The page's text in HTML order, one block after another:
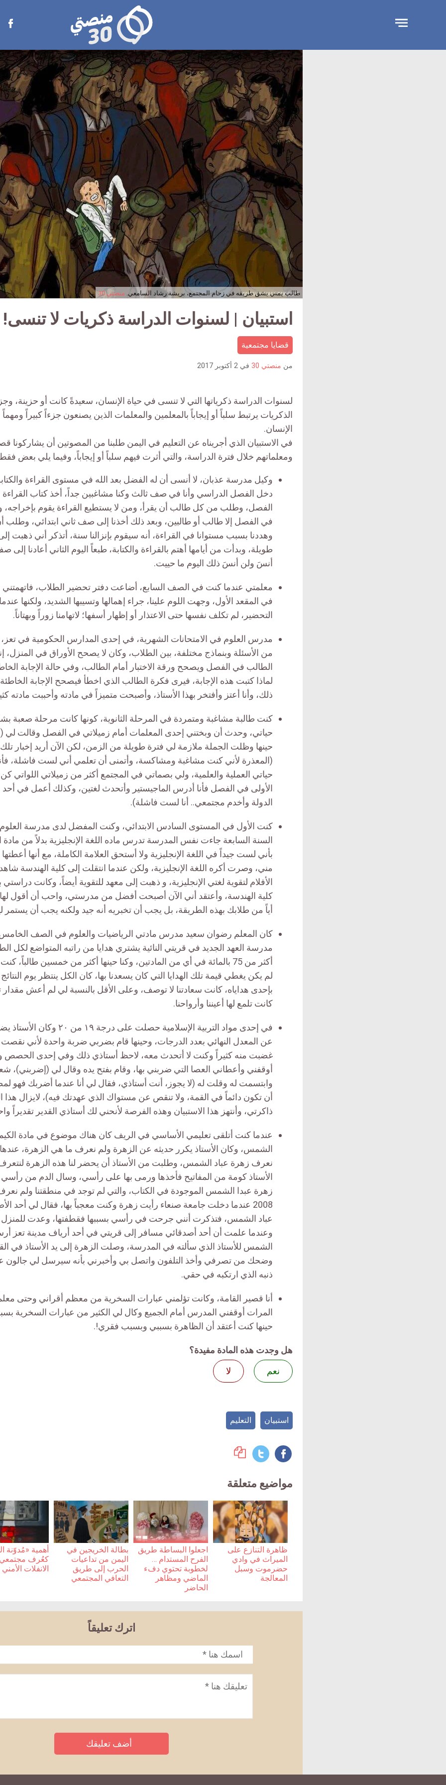
منصتي
30
طالب يمني يشق طريقه في زحام المجتمع، بريشة رشاد السامعي. منصتي 30
استبيان | لسنوات الدراسة ذكريات لا تنسى!
قضايا مجتمعية
من منصتي 30 في 2 أكتوبر 2017
لسنوات الدراسة ذكرياتها التي لا تنسى في حياة الإنسان، سعيدةً كانت أو حزينة،
الذكريات يرتبط سلباً أو إيجاباً بالمعلمين والمعلمات الذين يصنعون جزءاً كبيراً
الإنسان.
في الاستبيان الذي أجريناه عن التعليم في اليمن طلبنا من المصوتين أن
ومعلماتهم خلال فترة الدراسة، والتي أثرت فيهم سلباً أو إيجاباً، وفيما يلي
وكيل مدرسة عذبان، لا أنسى أن له الفضل بعد الله في مستوى القراءة
دخل الفصل الدراسي وأنا في صف ثالث وكنا مشاغبين جداً، أخذ كتاب القراءة
الفصل، وطلب من كل طالب أن يقرأ، ومن لا يستطيع القراءة يقوم بإخراجه،
في الفصل إلا طالب أو طالبين، وبعد ذلك أخذنا إلى صف ثاني ابتدائي، وطلب
وهددنا بسبب مستوانا في القراءة، أنه سيقوم بإنزالنا سنة، أتذكر أني ذهبت
طويلة، وبدأت من أيامها أهتم بالقراءة والكتابة، طبعاً اليوم الثاني أعادنا
أنسَ ولن أنسَ ذلك اليوم ما حييت.
معلمتي عندما كنت في الصف السابع، أضاعت دفتر تحضير الطلاب، فاتهمتني
في المقعد الأول، وجهت اللوم علينا، جراء إهمالها وتسيبها الشديد، ولكنها
التحضير، لم تكلف نفسها حتى الاعتذار أو إظهار أسفها؛ لاتهامنا زوراً وبهتاناً.
من الأسئلة وبنماذج مختلفة، بين الطلاب، وكان لا يصحح الأوراق في المنزل،
الطالب في الفصل ويصحح ورقة الاختبار أمام الطالب، وفي حالة الإجابة
لماذا كتبت هذه الإجابة، فيرى فكرة الطالب الذي اخطأ فيصحح الإجابة
ذلك، وأنا أعتز وأفتخر بهذا الأستاذ، وأصبحت متميزاً في مادته وأحببت مادته
كنت طالبة مشاغبة ومتمردة في المرحلة الثانوية، كونها كانت مرحلة
حياتي، وحدث أن وبختني إحدى المعلمات أمام زميلاتي في الفصل وقالت لي
حينها وظلت الجملة ملازمة لي فترة طويلة من الزمن، لكن الآن أريد إخبار تلك
(المعذرة لأني كنت مشاغبة ومشاكسة، وأتمنى أن تعلمي أني لست فاشلة،
حياتي العملية والعلمية، ولي بصماتي في المجتمع أكثر من زميلاتي اللواتي
الأولى في الفصل فأنا أدرس الماجيستير وأتحدث لغتين، وكذلك أعمل في أحد
الدولة وأخدم مجتمعي.. أنا لست فاشلة).
كنت الأول في المستوى السادس الابتدائي، وكنت المفضل لدى مدرسة العلوم،
السنة السابعة جاءت نفس المدرسة تدرس ماده اللغة الإنجليزية بدلاً من مادة
بأني لست جيداً في اللغة الإنجليزية ولا أستحق العلامة الكاملة، مع أنها
مني، وصرت أكره اللغة الإنجليزية، ولكن عندما انتقلت إلى كلية الهندسة
الأفلام لتقوية لغتي الإنجليزية، و ذهبت إلى معهد للتقوية أيضاً، وكانت دراستي
كلية الهندسة، وأعتقد أني الآن أصبحت أفضل من مدرستي، واحب أن أقول
أياً من طلابك بهذه الطريقة، بل يجب أن تخبريه أنه جيد ولكنه يجب أن
كان المعلم رضوان سعيد مدرس مادتي الرياضيات والعلوم في الصف الخامس
مدرسة العهد الجديد في قريتي النائية يشتري هدايا من راتبه المتواضع لكل
أكثر من 75 بالمائة في أي من المادتين، وكنا حينها أكثر من خمسين طالباً،
لم يكن يغطي قيمة تلك الهدايا التي كان يسعدنا بها، كان الكل ينتظر يوم
بإحدى هداياه، كانت سعادتنا لا توصف، وعلى الأقل بالنسبة لي لم أعش مقدار
كانت تلمع لها أعيننا وأرواحنا.
في إحدى مواد التربية الإسلامية حصلت
عن المعدل النهائي بعدد الدرجات، وحينها قام بضربي ضربة واحدة لأني
غضبت منه كثيراً وكنت لا أتحدث معه، لاحظ أستاذي ذلك وفي إحدى الحصص
أوقفني وأعطاني العصا التي ضربني بها، وقام بفتح يده وقال لي (إضربني)،
وابتسمت له وقلت له (لا يجوز، أنت أستاذي، فقال لي أنا عندما أضربك فهو
أن تكون دائماً في القمة، ولا تنقص عن مستواك الذي عهدتك فيه)، لايزال
ذاكرتي، وأنتهز هذا الاستبيان وهذه الفرصة لأنحني لك أستاذي القدير تقديراً
عندما كنت أتلقى تعليمي الأساسي في الريف كان هناك موضوع في مادة
الشمس، وكان الأستاذ يكرر حديثه عن الزهرة ولم نعرف ما هي الزهرة، عندها
نعرف زهرة عباد الشمس، وطلبت من الأستاذ أن يحضر لنا هذه الزهرة
الأستاذ كومة من المفاتيح فأخذها ورمى بها على رأسي، وسال الدم من
زهرة عبدا الشمس الموجودة في الكتاب، والتي لم توجد في منطقتنا ولم
2008 عندما دخلت جامعة صنعاء رأيت زهرة وكنت معجباً بها، فقال لي أحد
عباد الشمس، فتذكرت أنني جرحت في رأسي بسببها فقطفتها، وعدت للمنزل
وعندما علمت أن أحد أصدقائي مسافر إلى قريتي في أحد أرياف مدينة تعز
الشمس للأستاذ الذي سألته في المدرسة، وصلت الزهرة إلى يد الأستاذ في
وضحك من تصرفي وأخذ التلفون واتصل بي وأخبرني بأنه سيرسل لي
ذنبه الذي ارتكبه في حقي.
أنا قصير القامة، وكانت تؤلمني عبارات السخرية من معظم أقراني وحتى
المرات أوقفني المدرس أمام الجميع وكال لي الكثير من عبارات السخرية
حينها كنت أعتقد أن الظاهرة بسببي وبسبب فقري!.
هل وجدت هذه المادة مفيدة؟
نعم
لا
استبيان التعليم
مواضيع متعلقة
ظاهرة التنازع على
الميراث في وادي
حضرموت وسبل
المعالجة
اجعلوا البساطة طريق
الفرح المستدام …
لخطوبة تحتوي دفء
الماضي ومظاهر
الحاضر
بطالة الخريجين في
اليمن من تداعيات
الحرب إلى طريق
التعافي المجتمعي
أهمية «مُدوّنة
كعُرف مجتمعي
الانفلات الأمني
اترك تعليقاً
الاسم*
تعليق